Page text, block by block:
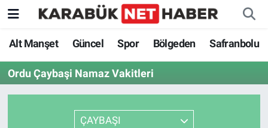
Alt Manşet Güncel Spor Bölgeden Safranbolu
Ordu Çaybaşi Namaz Vakitleri
ÇAYBAŞI